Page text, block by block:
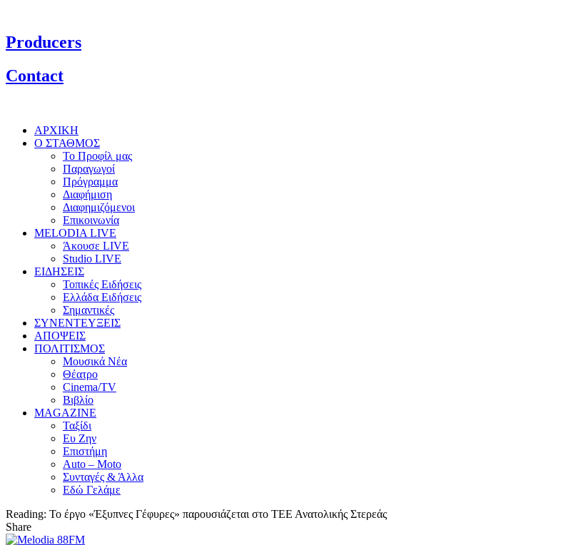
Producers
Contact
ΑΡΧΙΚΗ
Ο ΣΤΑΘΜΟΣ
Το Προφίλ μας
Παραγωγοί
Πρόγραμμα
Διαφήμιση
Διαφημιζόμενοι
Επικοινωνία
MELODIA LIVE
Άκουσε LIVE
Studio LIVE
ΕΙΔΗΣΕΙΣ
Τοπικές Ειδήσεις
Ελλάδα Ειδήσεις
Σημαντικές
ΣΥΝΕΝΤΕΥΞΕΙΣ
ΑΠΟΨΕΙΣ
ΠΟΛΙΤΙΣΜΟΣ
Μουσικά Νέα
Θέατρο
Cinema/TV
Βιβλίο
MAGAZINE
Ταξίδι
Ευ Ζην
Επιστήμη
Auto – Moto
Συνταγές & Άλλα
Εδώ Γελάμε
Reading: Το έργο «Έξυπνες Γέφυρες» παρουσιάζεται στο ΤΕΕ Ανατολικής Στερεάς
Share